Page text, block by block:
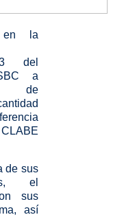
la
del
a
de
de sus
el
sus
así